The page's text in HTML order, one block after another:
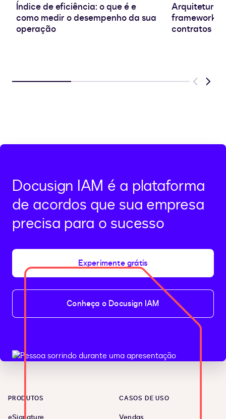
Índice de eficiência: o que é e
como medir o desempenho da sua
operação
Arquitetura
frameworks
contratos
Previous
Next
Docusign IAM é a plataforma
de acordos que sua empresa
precisa para o sucesso
Experimente grátis
Conheça o Docusign IAM
PRODUTOS CASOS DE USO